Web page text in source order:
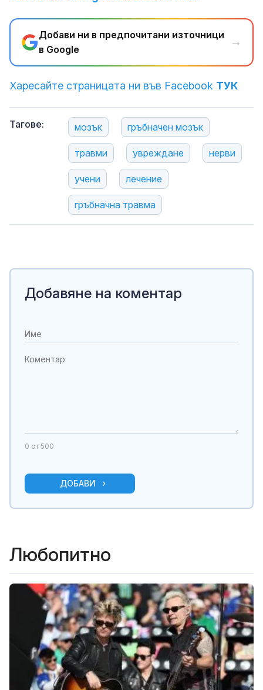
Добави ни в предпочитани източници
в Google
→
Харесайте страницата ни във Facebook ТУК
Тагове: мозък гръбначен мозък
травми увреждане нерви
учени лечение
гръбначна травма
Добавяне на коментар
0 от 500
ДОБАВИ
Любопитно